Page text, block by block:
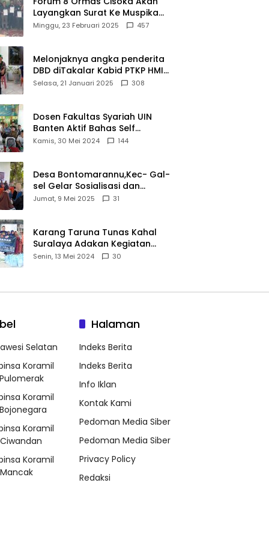
Layangkan Surat Ke Muspika
Atas Adanya Kantor Matel di
Minggu, 23 Februari 2025 457
Melonjaknya angka penderita
DBD diTakalar Kabid PTKP HMI
Cab.Takalar angkat bicara
Selasa, 21 Januari 2025 308
Dosen Fakultas Syariah UIN
Banten Aktif Bahas Self
Declare Halal dalam Forum
Kamis, 30 Mei 2024 144
Desa Bontomarannu,Kec- Gal-
sel Gelar Sosialisasi dan
Bimtek Pemutakhiran Data ID
Jumat, 9 Mei 2025 31
Karang Taruna Tunas Kahal
Suralaya Adakan Kegiatan
Bansos Terhadap Kaum
Senin, 13 Mei 2024 30
Selatan
Koramil
Koramil
Koramil
Koramil
Halaman
Indeks Berita
Indeks Berita
Info Iklan
Kontak Kami
Pedoman Media Siber
Pedoman Media Siber
Privacy Policy
Redaksi